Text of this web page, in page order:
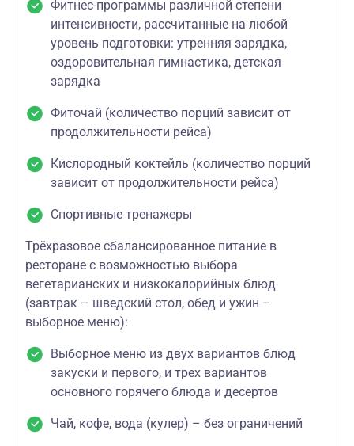
Фитнес-программы различной степени
интенсивности, рассчитанные на любой
уровень подготовки: утренняя зарядка,
оздоровительная гимнастика, детская
зарядка
Фиточай (количество порций зависит от
продолжительности рейса)
Кислородный коктейль (количество порций
зависит от продолжительности рейса)
Спортивные тренажеры
Трёхразовое сбалансированное питание в
ресторане с возможностью выбора
вегетарианских и низкокалорийных блюд
(завтрак – шведский стол, обед и ужин –
выборное меню):
Выборное меню из двух вариантов блюд
закуски и первого, и трех вариантов
основного горячего блюда и десертов
Чай, кофе, вода (кулер) – без ограничений